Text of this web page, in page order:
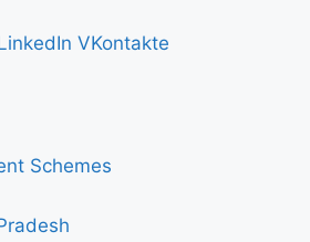
VKontakte
Schemes